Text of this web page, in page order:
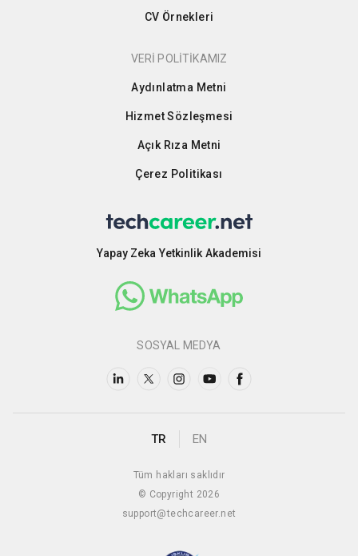
CV Örnekleri
VERİ POLİTİKAMIZ
Aydınlatma Metni
Hizmet Sözleşmesi
Açık Rıza Metni
Çerez Politikası
Yapay Zeka Yetkinlik Akademisi
SOSYAL MEDYA
TR EN
Tüm hakları saklıdır
© Copyright 2026
support@techcareer.net